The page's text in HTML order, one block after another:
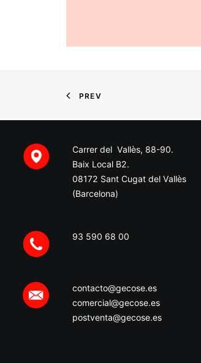
PREV
Carrer del Vallès, 88-90.
Baix Local B2.
08172 Sant Cugat del Vallès
(Barcelona)
93 590 68 00
contacto@gecose.es
comercial@gecose.es
postventa@gecose.es